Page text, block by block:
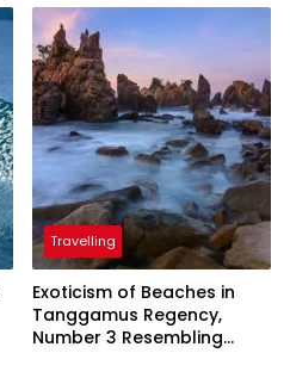
President
Travelling
Exoticism of Beaches in
Tanggamus Regency,
Number 3 Resembling